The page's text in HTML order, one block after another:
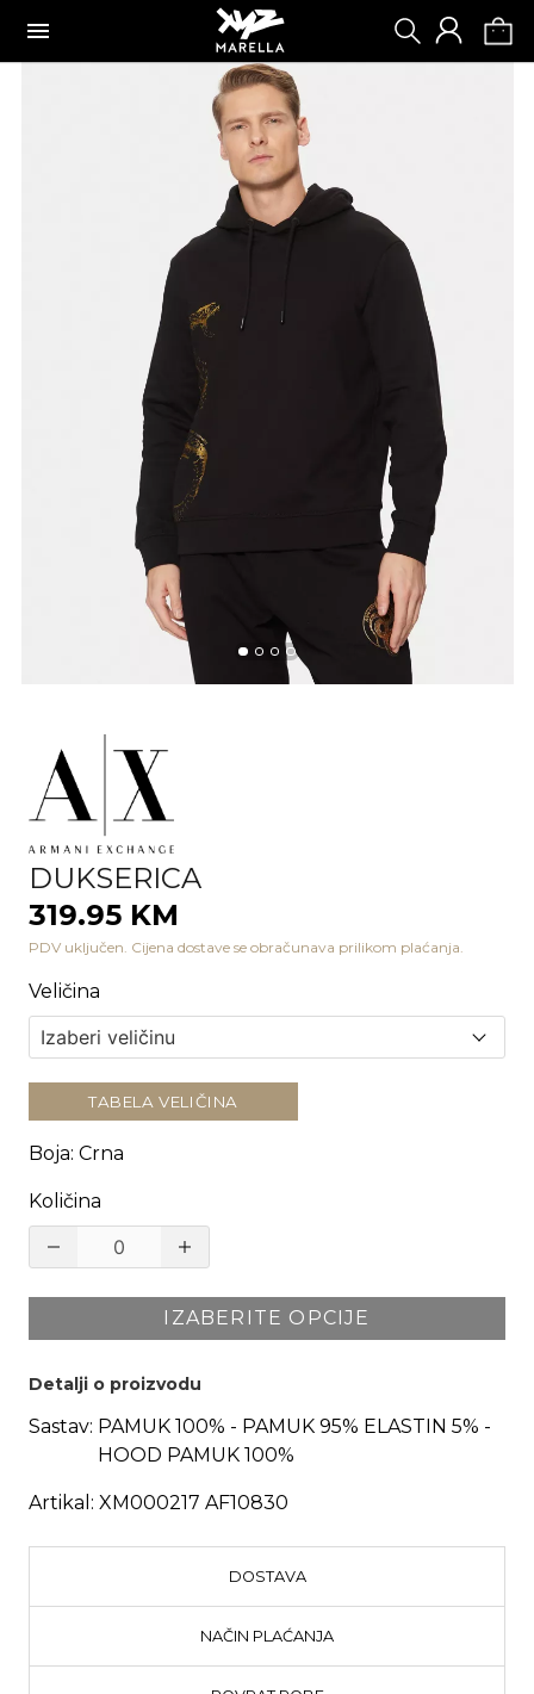
DUKSERICA
319.95 KM
PDV uključen. Cijena dostave se obračunava prilikom plaćanja.
Veličina
TABELA VELIČINA
Boja: Crna
Količina
IZABERITE OPCIJE
Detalji o proizvodu
Sastav: PAMUK 100% - PAMUK 95% ELASTIN 5% -
HOOD PAMUK 100%
Artikal: XM000217 AF10830
DOSTAVA
NAČIN PLAĆANJA